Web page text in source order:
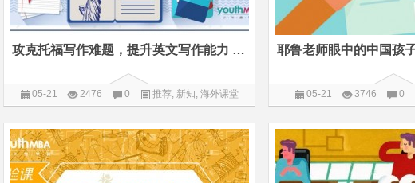
攻克托福写作难题，提升英文写作能力 | 已截止报名
05-21 2476 0 推荐, 新知, 海外课堂 05-21 3746 0